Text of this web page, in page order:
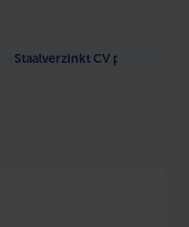
Staalverzinkt CV